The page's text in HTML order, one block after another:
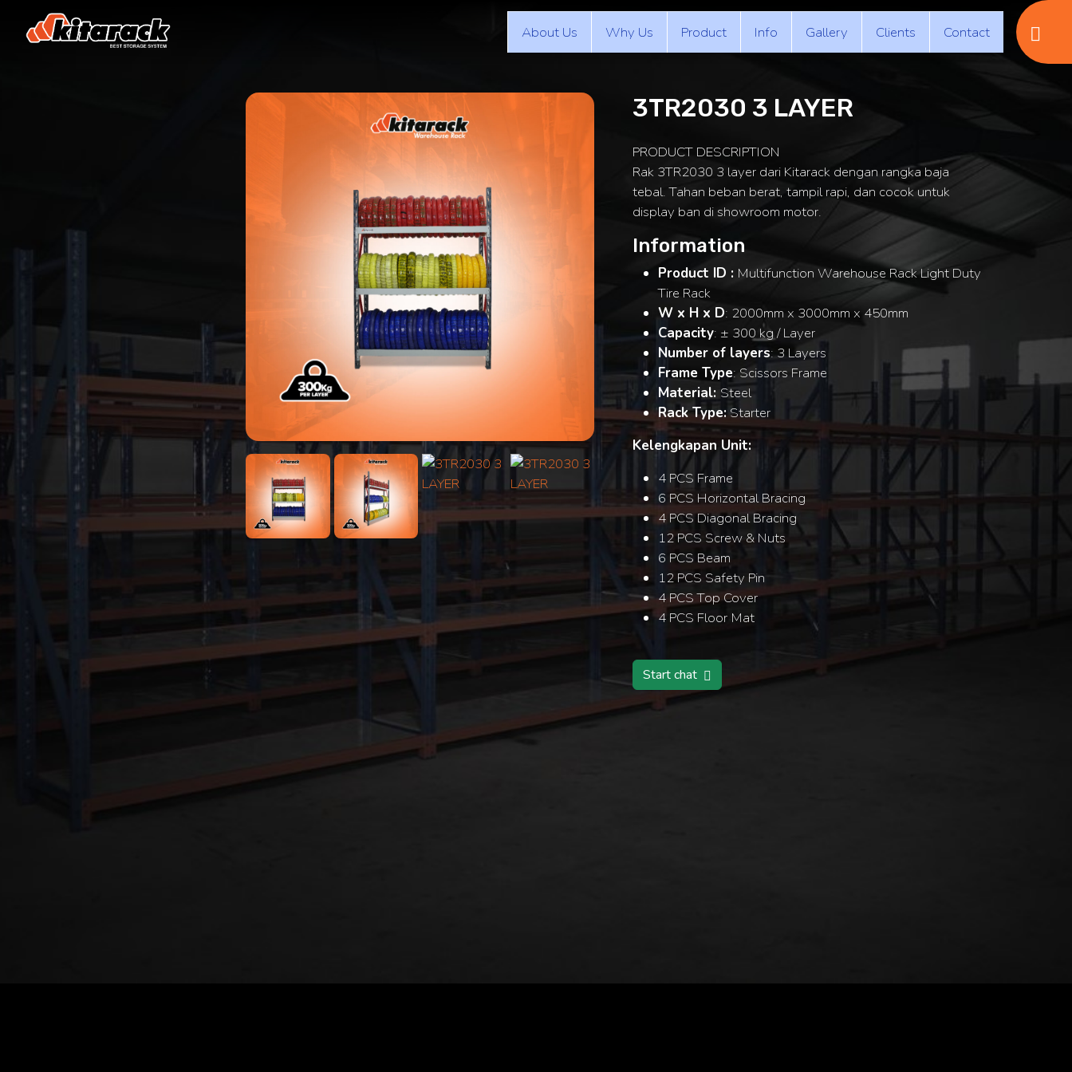
About Us Why Us Product Info Gallery Clients Contact
3TR2030 3 LAYER
PRODUCT DESCRIPTION
Rak 3TR2030 3 layer dari Kitarack dengan rangka baja
tebal. Tahan beban berat, tampil rapi, dan cocok untuk
display ban di showroom motor.
Information
Product ID : Multifunction Warehouse Rack Light Duty
Tire Rack
W x H x D: 2000mm x 3000mm x 450mm
Capacity: ± 300 kg / Layer
Number of layers: 3 Layers
Frame Type: Scissors Frame
Material: Steel
Rack Type: Starter
Kelengkapan Unit:
4 PCS Frame
6 PCS Horizontal Bracing
4 PCS Diagonal Bracing
12 PCS Screw & Nuts
6 PCS Beam
12 PCS Safety Pin
4 PCS Top Cover
4 PCS Floor Mat
Start chat
Search